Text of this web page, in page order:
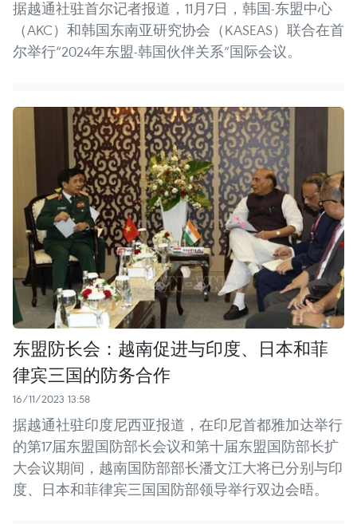
据越通社驻首尔记者报道，11月7日，韩国-东盟中心
（AKC）和韩国东南亚研究协会（KASEAS）联合在首
尔举行“2024年东盟-韩国伙伴关系”国际会议。
东盟防长会：越南促进与印度、日本和菲
律宾三国的防务合作
16/11/2023 13:58
据越通社驻印度尼西亚报道，在印尼首都雅加达举行
的第17届东盟国防部长会议和第十届东盟国防部长扩
大会议期间，越南国防部部长潘文江大将已分别与印
度、日本和菲律宾三国国防部领导举行双边会晤。